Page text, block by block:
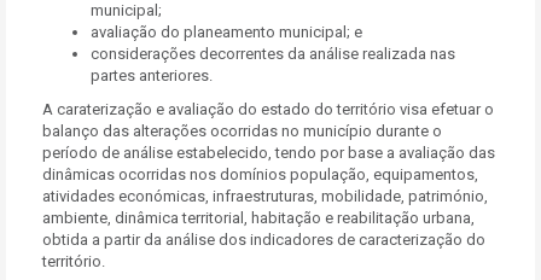
municipal;
avaliação do planeamento municipal; e
considerações decorrentes da análise realizada nas
partes anteriores.
A caraterização e avaliação do estado do território visa efetuar o
balanço das alterações ocorridas no município durante o
período de análise estabelecido, tendo por base a avaliação das
dinâmicas ocorridas nos domínios população, equipamentos,
atividades económicas, infraestruturas, mobilidade, património,
ambiente, dinâmica territorial, habitação e reabilitação urbana,
obtida a partir da análise dos indicadores de caracterização do
território.